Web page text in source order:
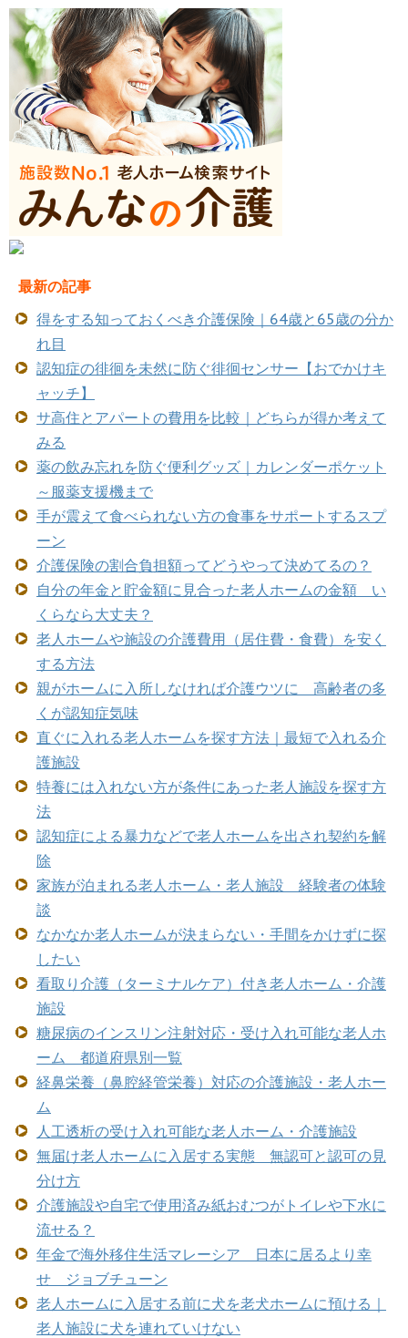
最新の記事
得をする知っておくべき介護保険｜64歳と65歳の分か
れ目
認知症の徘徊を未然に防ぐ徘徊センサー【おでかけキ
ャッチ】
サ高住とアパートの費用を比較｜どちらが得か考えて
みる
薬の飲み忘れを防ぐ便利グッズ｜カレンダーポケット
～服薬支援機まで
手が震えて食べられない方の食事をサポートするスプ
ーン
介護保険の割合負担額ってどうやって決めてるの？
自分の年金と貯金額に見合った老人ホームの金額 い
くらなら大丈夫？
老人ホームや施設の介護費用（居住費・食費）を安く
する方法
親がホームに入所しなければ介護ウツに 高齢者の多
くが認知症気味
直ぐに入れる老人ホームを探す方法｜最短で入れる介
護施設
特養には入れない方が条件にあった老人施設を探す方
法
認知症による暴力などで老人ホームを出され契約を解
除
家族が泊まれる老人ホーム・老人施設 経験者の体験
談
なかなか老人ホームが決まらない・手間をかけずに探
したい
看取り介護（ターミナルケア）付き老人ホーム・介護
施設
糖尿病のインスリン注射対応・受け入れ可能な老人ホ
ーム 都道府県別一覧
経鼻栄養（鼻腔経管栄養）対応の介護施設・老人ホー
ム
人工透析の受け入れ可能な老人ホーム・介護施設
無届け老人ホームに入居する実態 無認可と認可の見
分け方
介護施設や自宅で使用済み紙おむつがトイレや下水に
流せる？
年金で海外移住生活マレーシア 日本に居るより幸
せ ジョブチューン
老人ホームに入居する前に犬を老犬ホームに預ける｜
老人施設に犬を連れていけない